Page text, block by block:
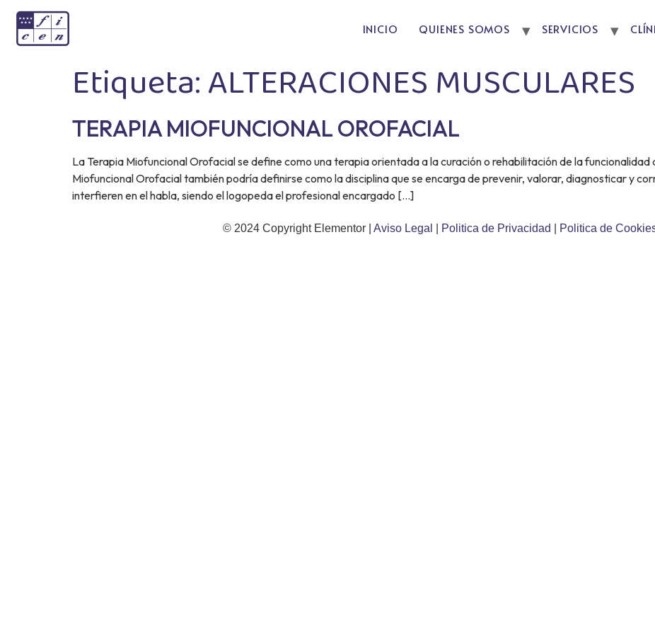
INICIO QUIENES SOMOS SERVICIOS
Etiqueta:ALTERACIONES MUSCULARES
TERAPIA MIOFUNCIONAL OROFACIAL
La Terapia Miofuncional Orofacial se define como una terapia orientada a la curación o rehabilitación de la funcionalidad
Miofuncional Orofacial también podría definirse como la disciplina que se encarga de prevenir, valorar, diagnosticar y
interfieren en el habla, siendo el logopeda el profesional encargado […]
© 2024 Copyright Elementor | Aviso Legal Politica de Privacidad Politica de